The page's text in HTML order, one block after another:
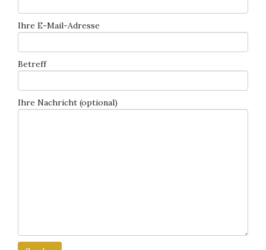
Ihre E-Mail-Adresse
Betreff
Ihre Nachricht (optional)